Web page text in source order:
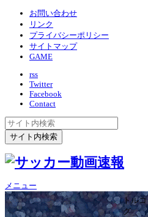
お問い合わせ
リンク
プライバシーポリシー
サイトマップ
GAME
rss
Twitter
Facebook
Contact
メニュー
トル
グ